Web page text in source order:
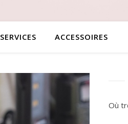
SERVICES ACCESSOIRES
Où